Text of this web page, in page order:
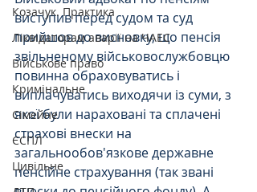
Козачук. Практика
Ліквідаторам аварії на ЧАЕС
Військове право
Кримінальне
Сімейне
ЄСПЛ
Цивільне
виступив перед судом та суд
прийшов до висновку, що пенсія
звільненому військовослужбовцю
повинна обраховуватись і
виплачуватись виходячи із суми, з
якої були нараховані та сплачені
страхові внески на
загальнообов'язкове державне
пенсійне страхування (так звані